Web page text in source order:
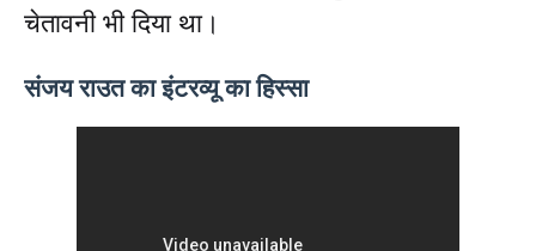
चेतावनी भी दिया था।
संजय राउत का इंटरव्यू का हिस्सा